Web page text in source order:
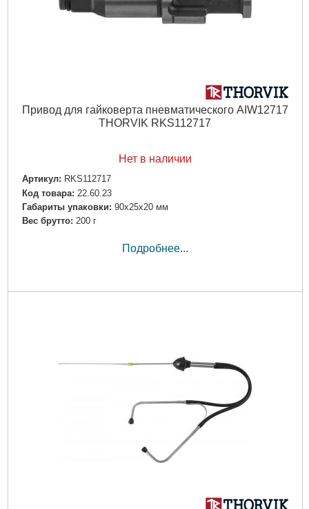
Привод для гайковерта пневматического AIW12717
THORVIK RKS112717
Нет в наличии
Артикул: RKS112717
Код товара: 22.60.23
Габариты упаковки: 90x25x20 мм
Вес брутто: 200 г
Подробнее...